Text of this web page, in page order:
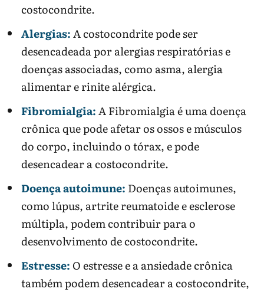
costocondrite.
Alergias:A costocondrite pode ser
desencadeada por alergias respiratórias e
doenças associadas, como asma, alergia
alimentar e rinite alérgica.
Fibromialgia:A Fibromialgia é uma doença
crônica que pode afetar os ossos e músculos
do corpo, incluindo o tórax, e pode
desencadear a costocondrite.
Doença autoimune: Doenças autoimunes,
como lúpus, artrite reumatoide e esclerose
múltipla, podem contribuir para o
desenvolvimento de costocondrite.
Estresse: O estresse e a ansiedade crônica
também podem desencadear a costocondrite,